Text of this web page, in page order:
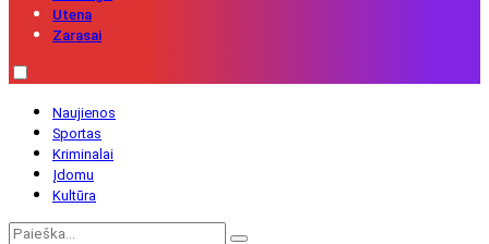
Utena
Zarasai
Naujienos
Sportas
Kriminalai
Įdomu
Kultūra